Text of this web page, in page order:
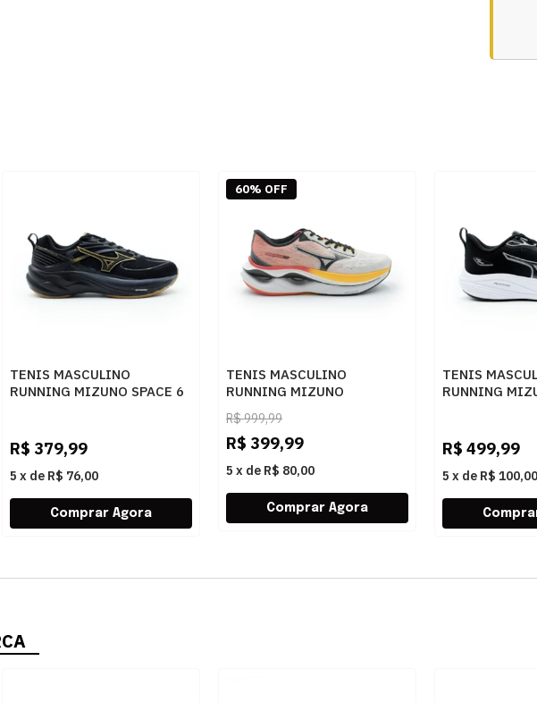
TENIS MASCULINO
RUNNING MIZUNO SPACE 6
R$ 379,99
5 x de R$ 76,00
TENIS MASCULINO
RUNNING MIZUNO
101052052 ARVEPT
R$999,99
R$ 399,99
5 x de R$ 80,00
60% OFF
TENIS
RUNNING
R$ 499,99
5 x de R$ 100,00